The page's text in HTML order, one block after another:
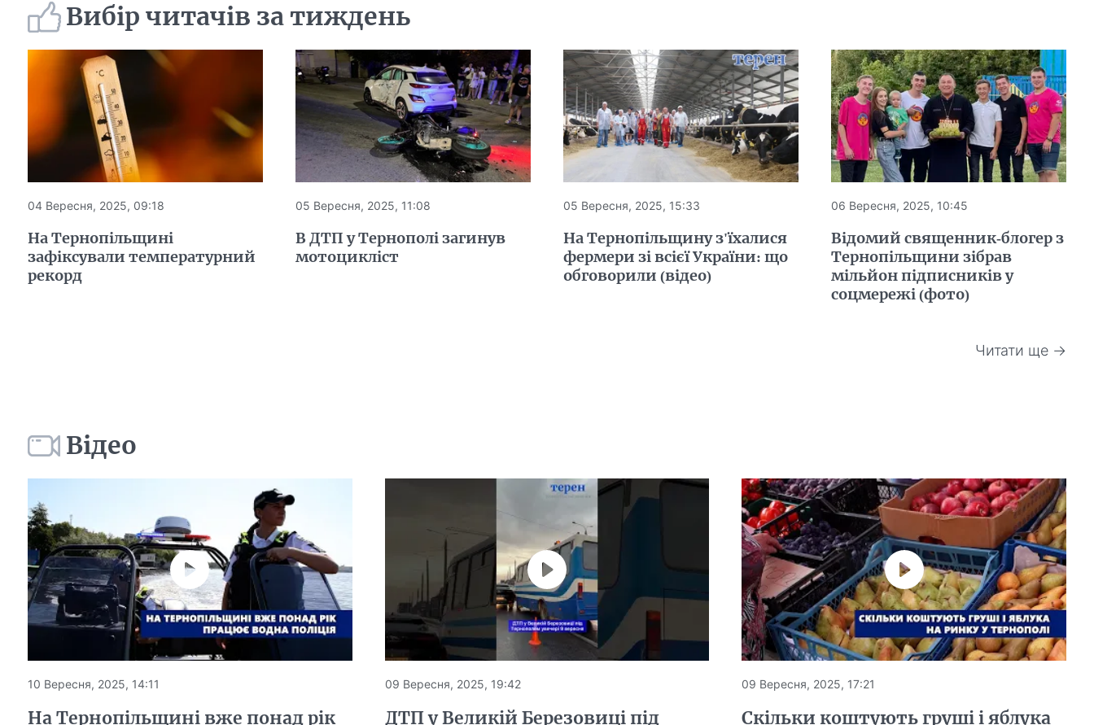
Вибір читачів за тиждень
04 Вересня, 2025, 09:18
На Тернопільщині
зафіксували температурний
рекорд
05 Вересня, 2025, 11:08
В ДТП у Тернополі загинув
мотоцикліст
05 Вересня, 2025, 15:33
На Тернопільщину з'їхалися
фермери зі всієї України: що
обговорили (відео)
06 Вересня, 2025, 10:45
Відомий священник-блогер з
Тернопільщини зібрав
мільйон підписників у
соцмережі (фото)
Читати ще →
Відео
10 Вересня, 2025, 14:11
На Тернопільщині вже понад рік
09 Вересня, 2025, 19:42
ДТП у Великій Березовиці під
09 Вересня, 2025, 17:21
Скільки коштують груші і яблука